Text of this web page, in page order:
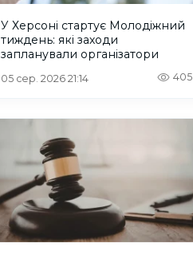
У Херсоні стартує Молодіжний
тиждень: які заходи
запланували організатори
05 сер. 2026 21:14 405